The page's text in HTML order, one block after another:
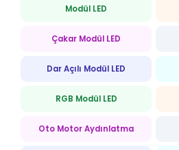
Modül LED
Çakar Modül LED
Dar Açılı Modül LED
RGB Modül LED
Oto Motor Aydınlatma